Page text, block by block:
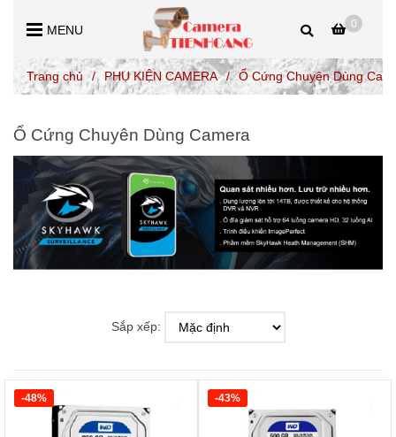
0
MENU
Trang chủ / PHỤ KIỆN CAMERA / Ổ Cứng Chuyên Dùng
Ổ Cứng Chuyên Dùng Camera
Sắp xếp:
-48% -43%